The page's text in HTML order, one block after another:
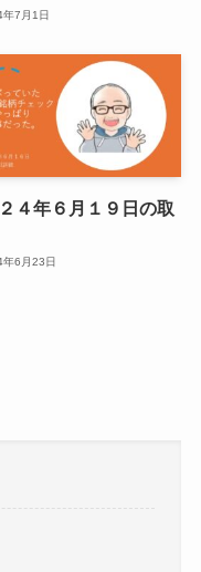
7月1日
４年６月１９日の取
6月23日